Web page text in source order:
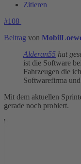
Zitieren
#108
Beitrag von
Alderan55 hat
ist die Software
Fahrzeugen die
Softwarefirma
Mit dem aktuellen
gerade noch probiert.